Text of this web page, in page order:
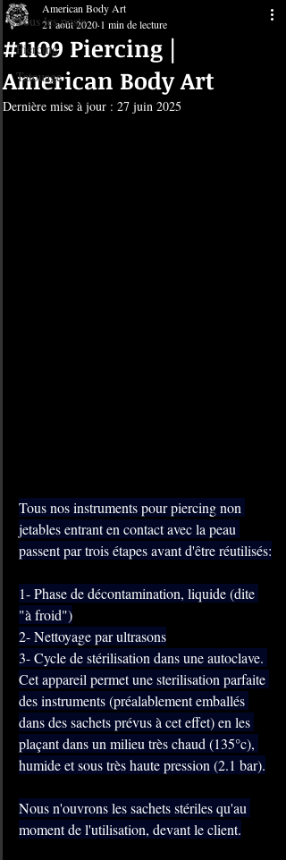
Tous les posts
Piercing
Tatouage
#1109 Piercing |
American Body Art
American Body Art
21 août 2020 1 min de lecture
Dernière mise à jour : 27 juin 2025
Tous nos instruments pour piercing non
jetables entrant en contact avec la peau
passent par trois étapes avant d'être réutilisés:
1- Phase de décontamination, liquide (dite
"à froid")
2- Nettoyage par ultrasons
3- Cycle de stérilisation dans une autoclave.
Cet appareil permet une sterilisation parfaite
des instruments (préalablement emballés
dans des sachets prévus à cet effet) en les
plaçant dans un milieu très chaud (135°c),
humide et sous très haute pression (2.1 bar).
Nous n'ouvrons les sachets stériles qu'au
moment de l'utilisation, devant le client.